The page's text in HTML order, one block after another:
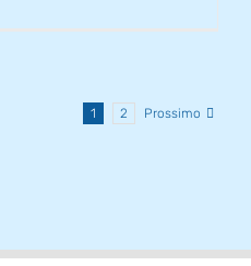
1 2 Prossimo